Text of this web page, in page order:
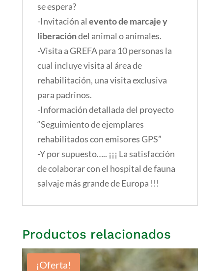
se espera?
-Invitación al evento de marcaje y
liberacióndel animal o animales.
-Visita a GREFA para 10 personas la
cual incluye visita al área de
rehabilitación, una visita exclusiva
para padrinos.
-Información detallada del proyecto
“Seguimiento de ejemplares
rehabilitados con emisores GPS”
-Y por supuesto….. ¡¡¡ La satisfacción
de colaborar con el hospital de fauna
salvaje más grande de Europa !!!
Productos relacionados
¡Oferta!